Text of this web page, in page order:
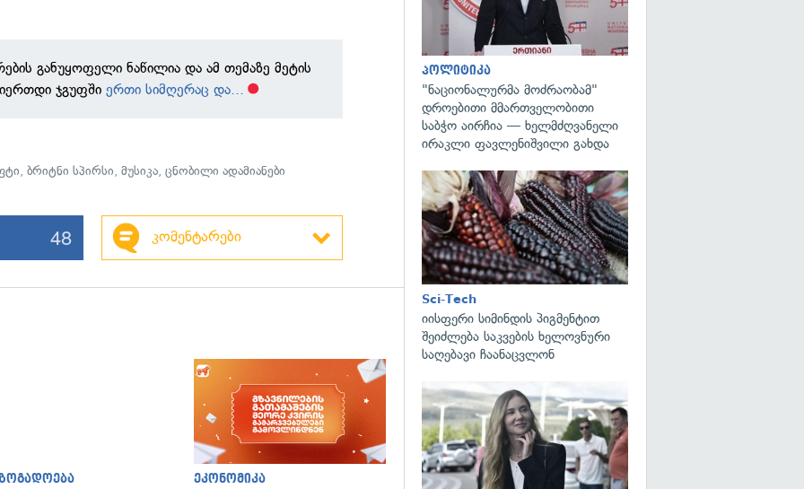
განუყოფელი ნაწილია და ამ თემაზე მეტის
ჯგუფში ერთი სიმღერაც და...
,ბრიტნი სპირსი,მუსიკა,ცნობილი ადამიანები
48 კომენტარები
ეკონომიკა
პოლიტიკა
"ნაციონალურმა მოძრაობამ"
დროებითი მმართველობითი
საბჭო აირჩია — ხელმძღვანელი
ირაკლი ფავლენიშვილი გახდა
Sci-Tech
იისფერი სიმინდის პიგმენტით
შეიძლება საკვების ხელოვნური
საღებავი ჩაანაცვლონ